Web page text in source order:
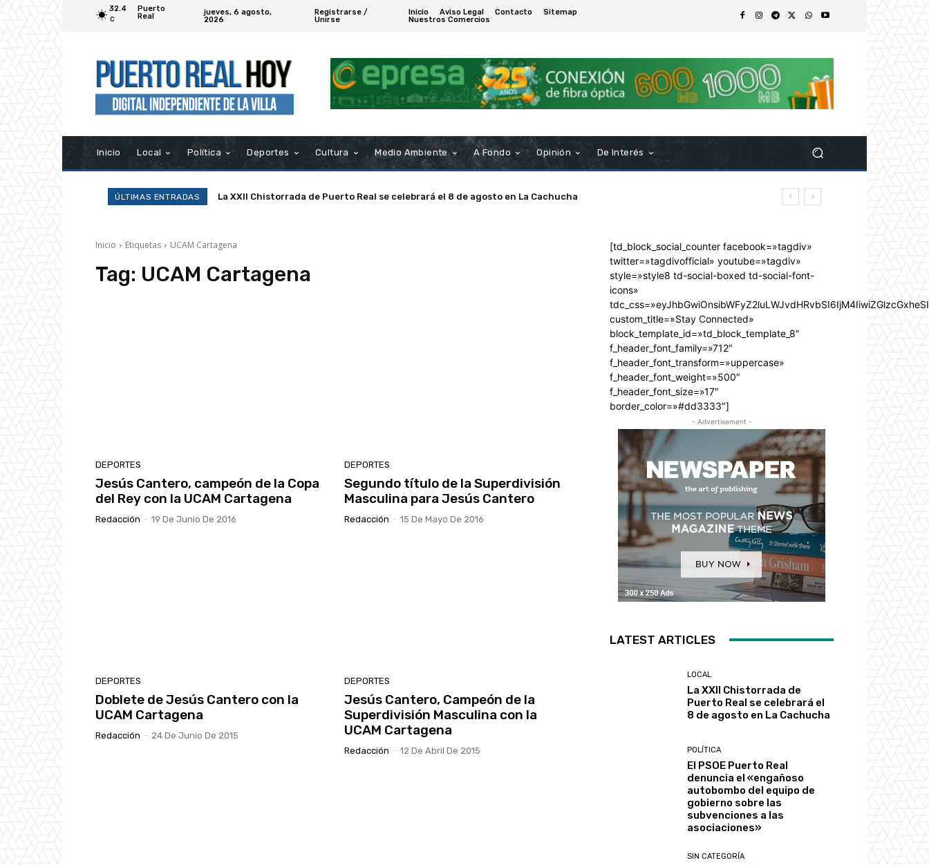
32.4
C
Puerto
Real
jueves, 6 agosto,
2026
Registrarse /
Unirse
Inicio Aviso Legal Contacto
Sitemap
Nuestros Comercios
Inicio Local Política Deportes Cultura Medio Ambiente A Fondo Opinión De Interés
ÚLTIMAS ENTRADAS La XXII Chistorrada de Puerto Real se celebrará el 8 de agosto en La Cachucha
Inicio Etiquetas UCAM Cartagena
Tag: UCAM Cartagena
DEPORTES
Jesús Cantero, campeón de la Copa
del Rey con la UCAM Cartagena
Redacción - 19 De Junio De 2016
DEPORTES
Segundo título de la Superdivisión
Masculina para Jesús Cantero
Redacción - 15 De Mayo De 2016
DEPORTES
Doblete de Jesús Cantero con la
UCAM Cartagena
Redacción - 24 De Junio De 2015
DEPORTES
Jesús Cantero, Campeón de la
Superdivisión Masculina con la
UCAM Cartagena
Redacción - 12 De Abril De 2015
[td_block_social_counter facebook=»tagdiv»
twitter=»tagdivofficial» youtube=»tagdiv»
style=»style8 td-social-boxed td-social-font-
icons»
custom_title=»Stay Connected»
block_template_id=»td_block_template_8″
f_header_font_family=»712″
f_header_font_transform=»uppercase»
f_header_font_weight=»500″
f_header_font_size=»17″
border_color=»#dd3333″]
- Advertisement -
LATEST ARTICLES
LOCAL
La XXII Chistorrada de
Puerto Real se celebrará el
8 de agosto en La Cachucha
POLÍTICA
El PSOE Puerto Real
denuncia el «engañoso
autobombo del equipo de
gobierno sobre las
subvenciones a las
asociaciones»
SIN CATEGORÍA